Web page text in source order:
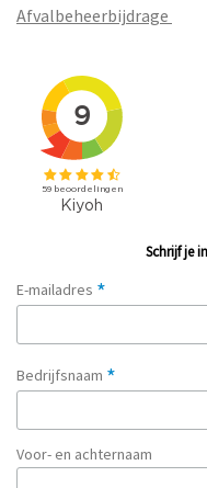
Afvalbeheerbijdrage
Schrijf je
E-mailadres *
Bedrijfsnaam *
Voor- en achternaam